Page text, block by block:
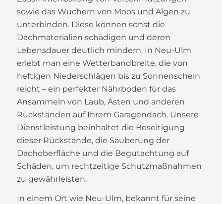
sowie das Wuchern von Moos und Algen zu
unterbinden. Diese können sonst die
Dachmaterialien schädigen und deren
Lebensdauer deutlich mindern. In Neu-Ulm
erlebt man eine Wetterbandbreite, die von
heftigen Niederschlägen bis zu Sonnenschein
reicht – ein perfekter Nährboden für das
Ansammeln von Laub, Ästen und anderen
Rückständen auf Ihrem Garagendach. Unsere
Dienstleistung beinhaltet die Beseitigung
dieser Rückstände, die Säuberung der
Dachoberfläche und die Begutachtung auf
Schäden, um rechtzeitige Schutzmaßnahmen
zu gewährleisten.
In einem Ort wie Neu-Ulm, bekannt für seine